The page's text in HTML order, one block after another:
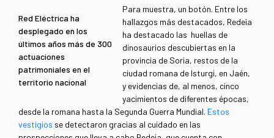
Red Eléctrica ha
desplegado en los
últimos años más de 300
actuaciones
patrimoniales en el
territorio nacional
Para muestra, un botón. Entre los
hallazgos más destacados, Redeia
ha destacado las huellas de
dinosaurios descubiertas en la
provincia de Soria, restos de la
ciudad romana de Isturgi, en Jaén,
y evidencias de, al menos, cinco
yacimientos de diferentes épocas,
desde la romana hasta la Segunda Guerra Mundial. Estos
vestigios se detectaron gracias al cuidado en las